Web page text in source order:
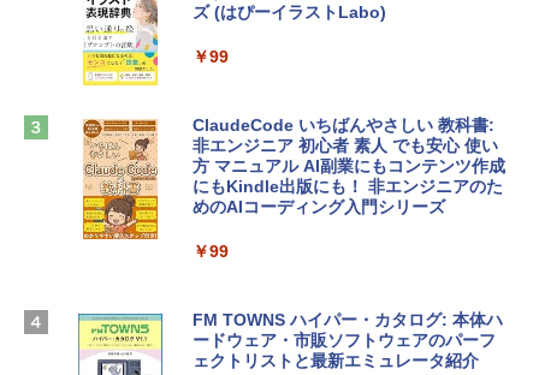
tomtoc 360°保護 15.6 16インチ パソコ
￥2,952
Apple 2026 MacBook Air M5チップ搭載
igence、13.6インチLiquid Retinaディ
ラ、Touch ID - スカイブルー + 3年延長
AppleCare+ for 13インチMacBook Air
(M5)|ダウンロード版
インゲームコード】 ロブロックス | オン
Microsoft Office Home & Business 202
4(最新 永続版)|オンラインコード版|Wind
ows11、10/mac対応|PC2台
定バーチャルアイテムを含む】 【オンラ
インゲームコード】 ロブロックス | オン
ラインコード版
ズ (はぴーイラストLabo)
￥99
ClaudeCode いちばんやさしい 教科書:
非エンジニア 初心者 素人 でも安心 使い
方 マニュアル AI副業にもコンテンツ作成
にもKindle出版にも！ 非エンジニアのた
めのAIコーディング入門シリーズ
￥99
FM TOWNS ハイパー・カタログ: 本体ハ
ードウェア・市販ソフトウェアのパーフ
ェクトリストと最新エミュレータ紹介